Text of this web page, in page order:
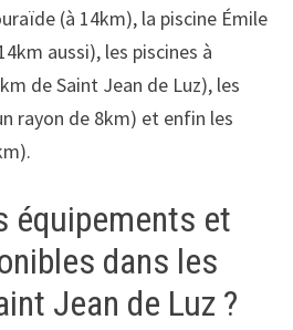
(à 14km), la piscine Émile
aussi), les piscines à
de Saint Jean de Luz), les
rayon de 8km) et enfin les
équipements et
dans les
Jean de Luz ?